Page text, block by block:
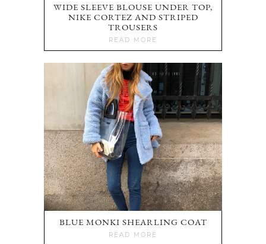
WIDE SLEEVE BLOUSE UNDER TOP,
NIKE CORTEZ AND STRIPED
TROUSERS
READ MORE
BLUE MONKI SHEARLING COAT
READ MORE